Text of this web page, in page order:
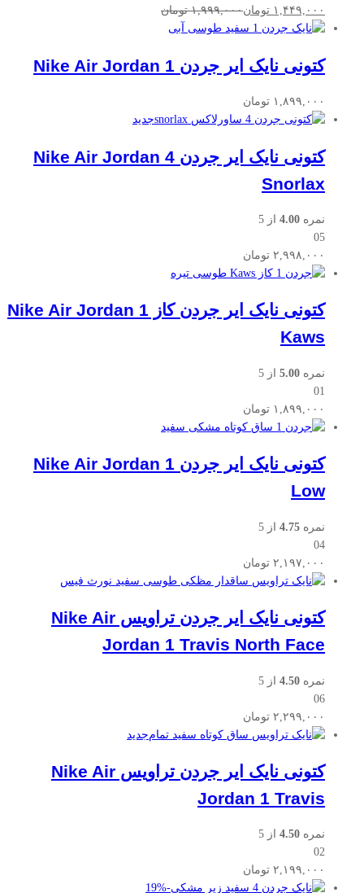
۱,۴۴۹,۰۰۰ تومان۱,۹۹۹,۰۰۰ تومان
کتونی نایک ایر جردن Nike Air Jordan 1
۱,۸۹۹,۰۰۰ تومان
جدید
کتونی نایک ایر جردن Nike Air Jordan 4
Snorlax
نمره 4.00 از 5
05
۲,۹۹۸,۰۰۰ تومان
کتونی نایک ایر جردن کاز Nike Air Jordan 1
Kaws
نمره 5.00 از 5
01
۱,۸۹۹,۰۰۰ تومان
کتونی نایک ایر جردن Nike Air Jordan 1
Low
نمره 4.75 از 5
04
۲,۱۹۷,۰۰۰ تومان
کتونی نایک ایر جردن تراویس Nike Air
Jordan 1 Travis North Face
نمره 4.50 از 5
06
۲,۲۹۹,۰۰۰ تومان
جدید
کتونی نایک ایر جردن تراویس Nike Air
Jordan 1 Travis
نمره 4.50 از 5
02
۲,۱۹۹,۰۰۰ تومان
-
19%